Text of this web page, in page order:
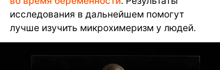
исследования в дальнейшем помогут
лучше изучить микрохимеризм у людей.